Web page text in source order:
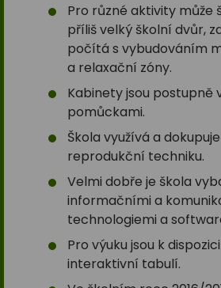
Pro různé aktivity může
příliš velký školní dvůr,
počítá s vybudováním
a relaxační zóny.
Kabinety jsou postupně
pomůckami.
Škola využívá a
reprodukční techniku.
Velmi dobře je škola
informačními a
technologiemi a
Pro výuku jsou k
interaktivní tabulí.